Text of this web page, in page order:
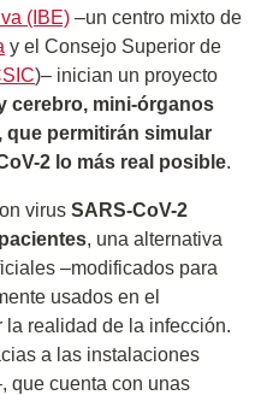
(IBE) –un centro mixto de
y el Consejo Superior de
)– inician un proyecto
cerebro, mini-órganos
permitirán simular
2 lo más real posible.
virus SARS-CoV-2
, una alternativa
–modificados para
usados en el
la realidad de la infección.
a las instalaciones
que cuenta con unas